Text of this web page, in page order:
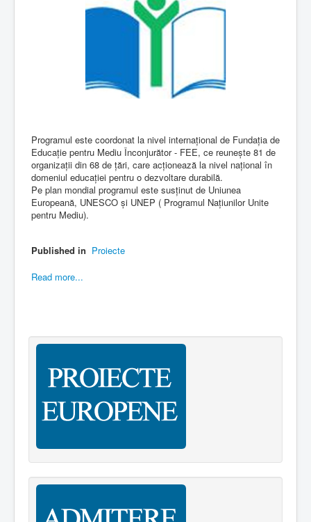
Programul este coordonat la nivel internațional de Fundația de
Educație pentru Mediu Înconjurător - FEE, ce reunește 81 de
organizații din 68 de țări, care acționează la nivel național în
domeniul educației pentru o dezvoltare durabilă.
Pe plan mondial programul este susținut de Uniunea
Europeană, UNESCO și UNEP ( Programul Națiunilor Unite
pentru Mediu).
Published in Proiecte
Read more...